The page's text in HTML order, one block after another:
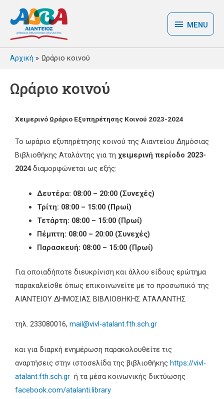
MENU
Αρχική Ωράριο κοινού
Ωράριο κοινού
Χειμερινό Ωράριο Εξυπηρέτησης Κοινού 2023-2024
Το ωράριο εξυπηρέτησης κοινού της Αιαντείου Δημόσιας
Βιβλιοθήκης Αταλάντης για τη χειμερινή περίοδο 2023-
2024διαμορφώνεται ως εξής:
Δευτέρα: 08:00 – 20:00 (Συνεχές)
Τρίτη: 08:00 – 15:00 (Πρωί)
Τετάρτη: 08:00 – 15:00 (Πρωί)
Πέμπτη: 08:00 – 20:00 (Συνεχές)
Παρασκευή: 08:00 – 15:00 (Πρωί)
Για οποιαδήποτε διευκρίνιση και άλλου είδους ερώτημα
παρακαλείσθε όπως επικοινωνείτε με το προσωπικό της
ΑΙΑΝΤΕΙΟΥ ΔΗΜΟΣΙΑΣ ΒΙΒΛΙΟΘΗΚΗΣ ΑΤΑΛΑΝΤΗΣ
τηλ. 233080016, mail@vivl-atalant.fth.sch.gr
και για διαρκή ενημέρωση παρακολουθείτε τις
αναρτήσεις στην ιστοσελίδα της βιβλιοθήκης https://vivl-
atalant.fth.sch.gr ή τα μέσα κοινωνικής δικτύωσης
facebook.com/atalanti.library